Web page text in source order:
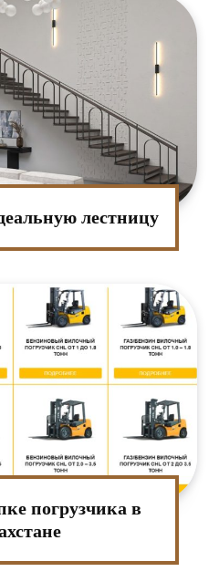
лестницу
погрузчика в